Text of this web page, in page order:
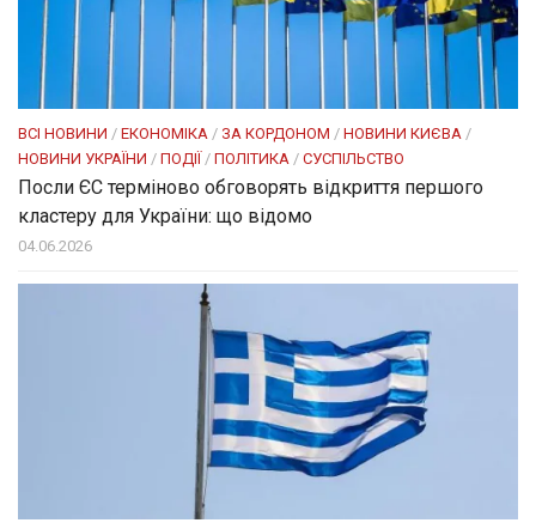
ВСІ НОВИНИ / ЕКОНОМІКА / ЗА КОРДОНОМ / НОВИНИ КИЄВА /
НОВИНИ УКРАЇНИ / ПОДІЇ / ПОЛІТИКА / СУСПІЛЬСТВО
Посли ЄC терміново обговорять відкриття першого
кластеру для України: що відомо
04.06.2026